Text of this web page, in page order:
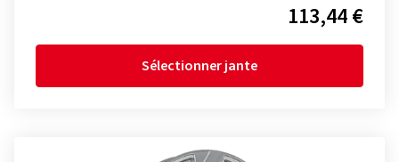
113,44 €
Sélectionner jante